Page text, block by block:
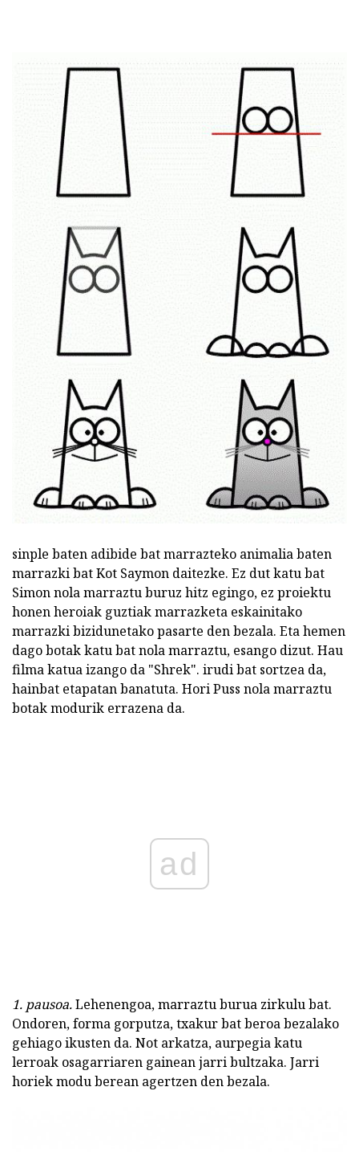
sinple baten adibide bat marrazteko animalia baten
marrazki bat Kot Saymon daitezke. Ez dut katu bat
Simon nola marraztu buruz hitz egingo, ez proiektu
honen heroiak guztiak marrazketa eskainitako
marrazki bizidunetako pasarte den bezala. Eta hemen
dago botak katu bat nola marraztu, esango dizut. Hau
filma katua izango da "Shrek". irudi bat sortzea da,
hainbat etapatan banatuta. Hori Puss nola marraztu
botak modurik errazena da.
ad
1. pausoa.Lehenengoa, marraztu burua zirkulu bat.
Ondoren, forma gorputza, txakur bat beroa bezalako
gehiago ikusten da. Not arkatza, aurpegia katu
lerroak osagarriaren gainean jarri bultzaka. Jarri
horiek modu berean agertzen den bezala.